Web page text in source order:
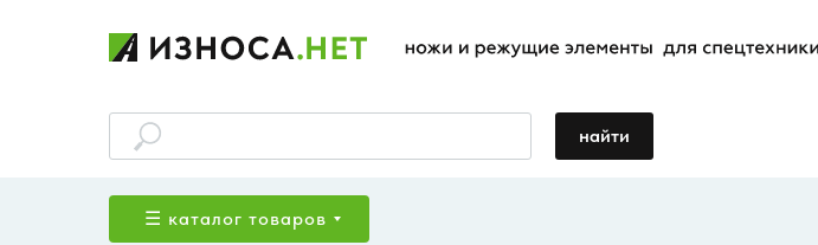
найти
☰ каталог товаров